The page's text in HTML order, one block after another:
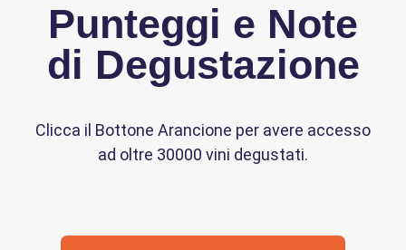
Punteggi e Note
di Degustazione
Clicca il Bottone Arancione per avere accesso
ad oltre 30000 vini degustati.